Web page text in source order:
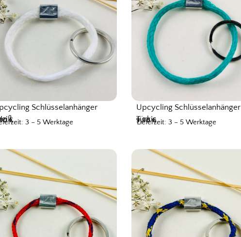
Schlüsselanhänger
€ 3 – 5 Werktage
Upcycling Schlüsselanhänger
Türkis
9,90€
Lieferzeit: 3 – 5 Werktage